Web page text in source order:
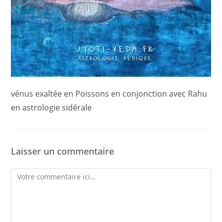
vénus exaltée en Poissons en conjonction avec Rahu
en astrologie sidérale
Laisser un commentaire
Comment